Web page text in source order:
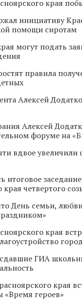
края
инициативу
помощи сиротам
могут подать
правила
Алексей
Алексей
форуме на
вдвое
итоговое
четвертого
День семьи,
края
ГИА
края
героев»